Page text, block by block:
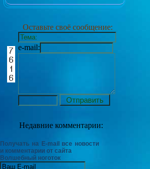
Оставьте своё сообщение:
e-mail:
Недавние комментарии:
Получать на E-mail все новости
и комментарии от сайта
Волшебный ноготок